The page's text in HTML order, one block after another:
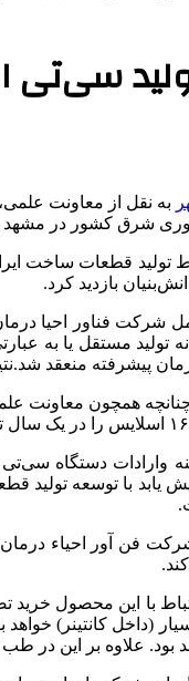
سی‌تی
به نقل از معاونت
شرق کشور در مشهد
بازدید کرد.
شرکت فناور احیا
تولید مستقل یا به
منعقد شد.نتیجه این
چنانچه همچون معاونت
فن آور احیاء
با این محصول
(داخل کانتینر)
بود. علاوه بر این